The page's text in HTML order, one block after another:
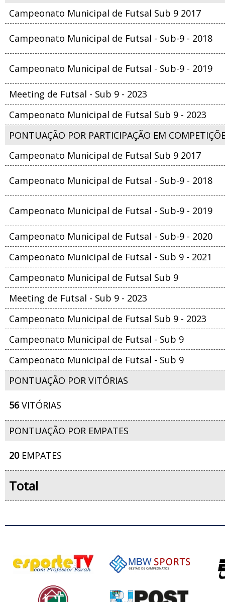
Campeonato Municipal de Futsal Sub 9 2017
Campeonato Municipal de Futsal - Sub-9 - 2018
Campeonato Municipal de Futsal - Sub-9 - 2019
Meeting de Futsal - Sub 9 - 2023
Campeonato Municipal de Futsal Sub 9 - 2023
PONTUAÇÃO POR PARTICIPAÇÃO EM
Campeonato Municipal de Futsal Sub 9 2017
Campeonato Municipal de Futsal - Sub-9 - 2018
Campeonato Municipal de Futsal - Sub-9 - 2019
Campeonato Municipal de Futsal - Sub-9 - 2020
Campeonato Municipal de Futsal - Sub 9 - 2021
Campeonato Municipal de Futsal Sub 9
Meeting de Futsal - Sub 9 - 2023
Campeonato Municipal de Futsal Sub 9 - 2023
Campeonato Municipal de Futsal - Sub 9
Campeonato Municipal de Futsal - Sub 9
PONTUAÇÃO POR VITÓRIAS
56VITÓRIAS
PONTUAÇÃO POR EMPATES
20EMPATES
Total